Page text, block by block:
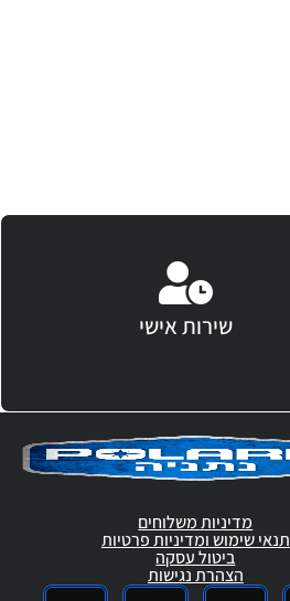
שירות אישי
מדיניות משלוחים
תנאי שימוש ומדיניות פרטיות
ביטול עסקה
הצהרת נגישות